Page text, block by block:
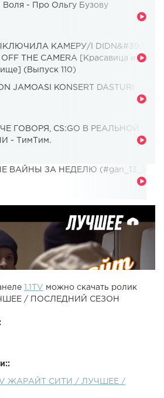
Воля - Про Ольгу Бузову
КАМЕРУ/I DIDN&#39;T
OFF THE CAMERA [Красавица и
(Выпуск 110)
JAMOASI KONSERT DASTURI
ГОВОРЯ, CS:GO В РЕАЛЬНОЙ
- ТимТим.
ВАЙНЫ ЗА НЕДЕЛЮ (#gan_13_)
1.1TV можно скачать ролик
/ ПОСЛЕДНИЙ СЕЗОН
ЖАРАЙТ СИТИ / ЛУЧШЕЕ /